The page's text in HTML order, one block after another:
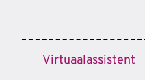
Virtuaalassistent